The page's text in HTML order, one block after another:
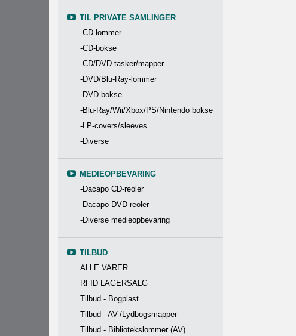
TIL PRIVATE SAMLINGER
-CD-lommer
-CD-bokse
-CD/DVD-tasker/mapper
-DVD/Blu-Ray-lommer
-DVD-bokse
-Blu-Ray/Wii/Xbox/PS/Nintendo bokse
-LP-covers/sleeves
-Diverse
MEDIEOPBEVARING
-Dacapo CD-reoler
-Dacapo DVD-reoler
-Diverse medieopbevaring
TILBUD
ALLE VARER
RFID LAGERSALG
Tilbud - Bogplast
Tilbud - AV-/Lydbogsmapper
Tilbud - Bibliotekslommer (AV)